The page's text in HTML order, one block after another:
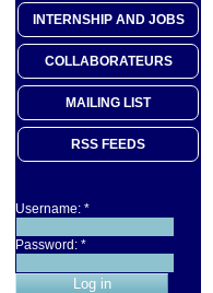
INTERNSHIP AND JOBS
COLLABORATEURS
MAILING LIST
RSS FEEDS
Username: *
Password: *